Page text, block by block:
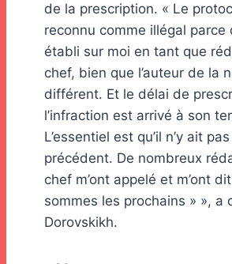
de la prescription. « Le
reconnu comme illégal parce
établi sur moi en tant que
chef, bien que l’auteur de la
différent. Et le délai de
l’infraction est arrivé à son
L’essentiel est qu’il n’y ait
précédent. De nombreux
chef m’ont appelé et m’ont
sommes les prochains » », a
Dorovskikh.